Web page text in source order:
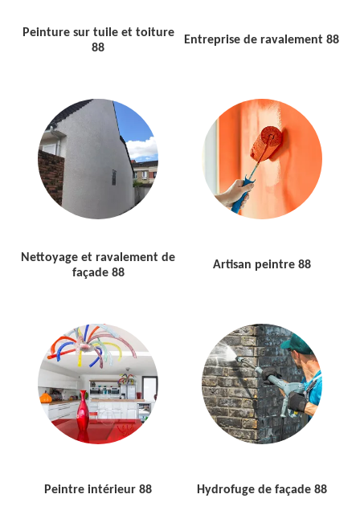
Peinture sur tuile et toiture
88
Entreprise de ravalement 88
Nettoyage et ravalement de
façade 88
Artisan peintre 88
Peintre intérieur 88 Hydrofuge de façade 88